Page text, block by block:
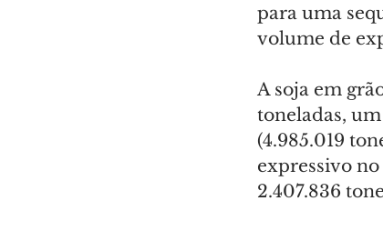
para uma
volume de
A soja em
toneladas,
(4.985.019
expressivo
2.407.836